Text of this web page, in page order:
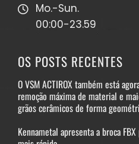
Mo.-Sun.
00:00-23.59
OS POSTS RECENTES
O VSM ACTIROX também está
remoção máxima de material e
grãos cerâmicos de forma
Kennametal apresenta a broca